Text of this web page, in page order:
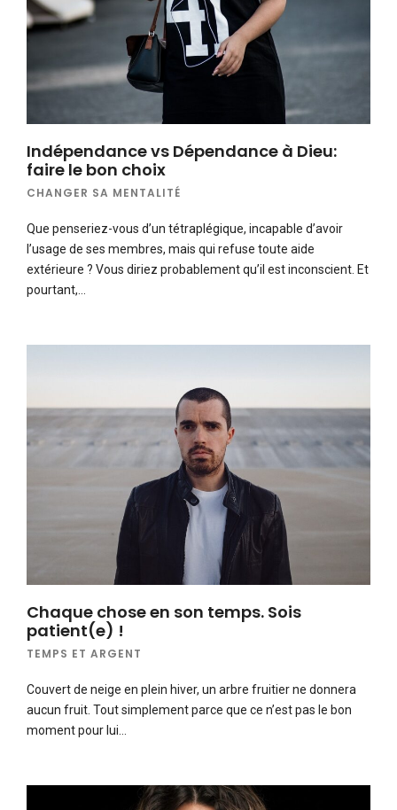
Indépendance vs Dépendance à Dieu:
faire le bon choix
CHANGER SA MENTALITÉ
Que penseriez-vous d’un tétraplégique, incapable d’avoir
l’usage de ses membres, mais qui refuse toute aide
extérieure ? Vous diriez probablement qu’il est inconscient. Et
pourtant,…
Chaque chose en son temps. Sois
patient(e) !
TEMPS ET ARGENT
Couvert de neige en plein hiver, un arbre fruitier ne donnera
aucun fruit. Tout simplement parce que ce n’est pas le bon
moment pour lui…